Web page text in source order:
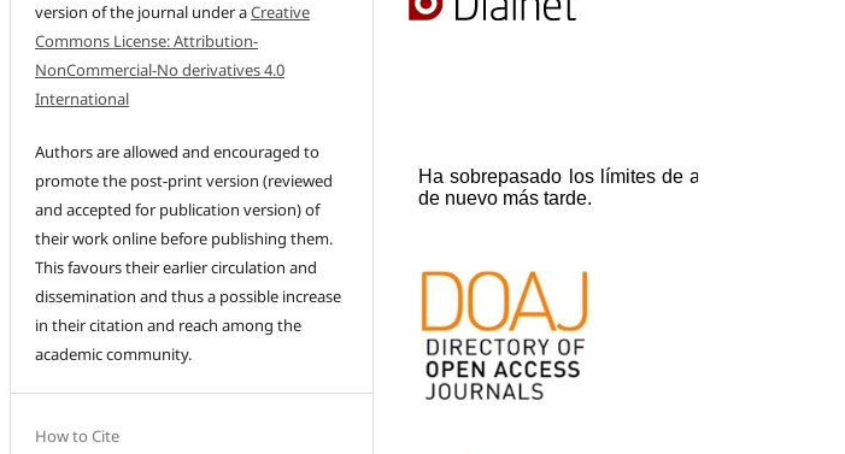
version of the journal under aCreative
Commons License: Attribution-
NonCommercial-No derivatives 4.0
International
Authors are allowed and encouraged to
promote the post-print version (reviewed
and accepted for publication version) of
their work online before publishing them.
This favours their earlier circulation and
dissemination and thus a possible increase
in their citation and reach among the
academic community.
How to Cite